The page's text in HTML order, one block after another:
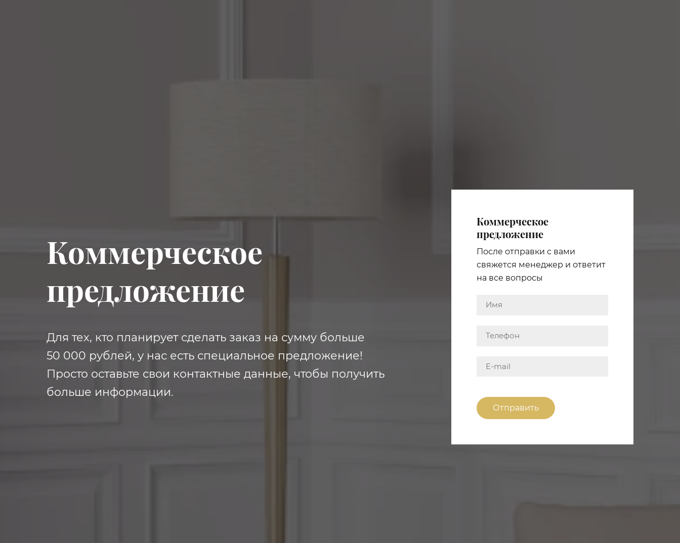
Коммерческое
предложение
Для тех, кто планирует сделать заказ на сумму больше
50 000 рублей, у нас есть специальное предложение!
Просто оставьте свои контактные данные, чтобы получить
больше информации.
Коммерческое
предложение
После отправки с вами
свяжется менеджер и ответит
на все вопросы
Отправить